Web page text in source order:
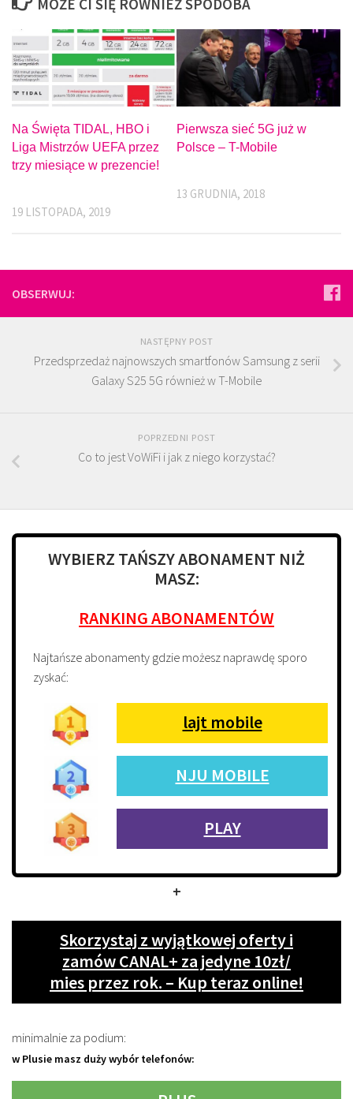
MOŻE CI SIĘ RÓWNIEŻ SPODOBA
Na Święta TIDAL, HBO i
Liga Mistrzów UEFA przez
trzy miesiące w prezencie!
19 LISTOPADA, 2019
Pierwsza sieć 5G już w
Polsce – T-Mobile
13 GRUDNIA, 2018
OBSERWUJ:
NASTĘPNY POST
Przedsprzedaż najnowszych smartfonów Samsung z serii
Galaxy S25 5G również w T-Mobile
POPRZEDNI POST
Co to jest VoWiFi i jak z niego korzystać?
WYBIERZ TAŃSZY ABONAMENT NIŻ
MASZ:
RANKING ABONAMENTÓW
Najtańsze abonamenty gdzie możesz naprawdę sporo
zyskać:
lajt mobile
NJU MOBILE
PLAY
+
Skorzystaj z wyjątkowej oferty i
zamów CANAL+ za jedyne 10zł/
mies przez rok. – Kup teraz online!
minimalnie za podium:
w Plusie masz duży wybór telefonów: